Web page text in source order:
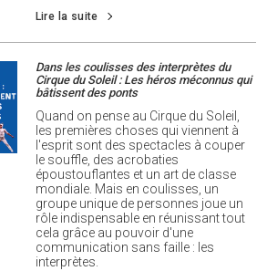
Lire la suite
Dans les coulisses des interprètes du
Cirque du Soleil : Les héros méconnus qui
bâtissent des ponts
Quand on pense au Cirque du Soleil,
les premières choses qui viennent à
l'esprit sont des spectacles à couper
le souffle, des acrobaties
époustouflantes et un art de classe
mondiale. Mais en coulisses, un
groupe unique de personnes joue un
rôle indispensable en réunissant tout
cela grâce au pouvoir d'une
communication sans faille : les
interprètes.